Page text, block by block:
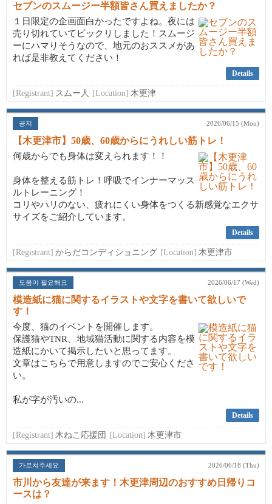
セブンのスムージー半額皆さん買えましたか？
１日限定の企画面白かったですよね。夜には
売り切れていてビックリしました！スムージ
ーにハマりそうなので、地元のおススメがあ
れば是非教えてください！
Details
[Registrant] スムー人 [Location] 木更津
공지 2026/06/15 (Mon)
【木更津市】50歳、60歳からにうれしい筋トレ！
何歳からでも身体は変えられます！！
身体を整える筋トレ！呼吸でインナーマッス
ルトレーニング！
コリやハリのない、疲れにくい身体をつくる新感覚なエクサ
サイズをご紹介しています。
Details
[Registrant] からだコンディショニング [Location] 木更津市
도움이 필요해요 2026/06/17 (Wed)
模造紙に猫に関するイラストや文字を書いて欲しいで
す！
今度、猫のイベントを開催します。
保護猫やTNR、地域猫活動に関する内容を模
造紙にかいて掲示したいと思ってます。
文章はこちらで用意しますのでご安心くださ
い。
私が字が汚いの...
Details
[Registrant] 木ねこ応援団 [Location] 木更津市
가르쳐주세요 2026/06/18 (Thu)
市川から友達が来ます！木更津周辺のおすすめ日帰りコ
ースは？